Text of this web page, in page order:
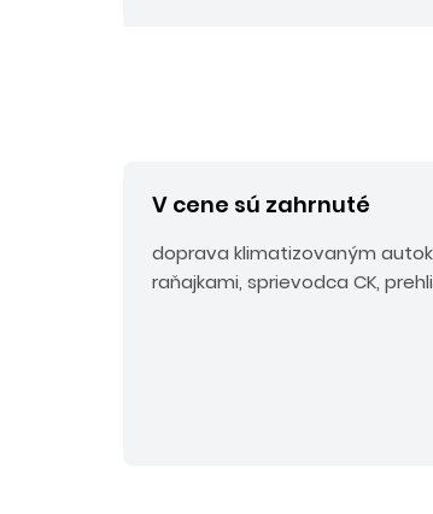
V cene sú zahrnuté
doprava klimatizovaným
raňajkami, sprievodca CK,